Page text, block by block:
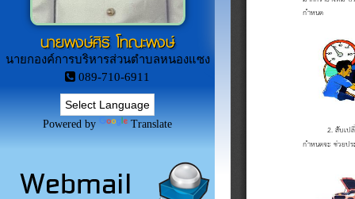
นายพงษ์ศิริ โทณะพงษ์
นายกองค์การบริหารส่วนตำบลหนองแซง
089-710-6911
Powered by Translate